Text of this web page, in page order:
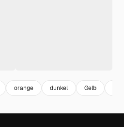
orange dunkel Gelb